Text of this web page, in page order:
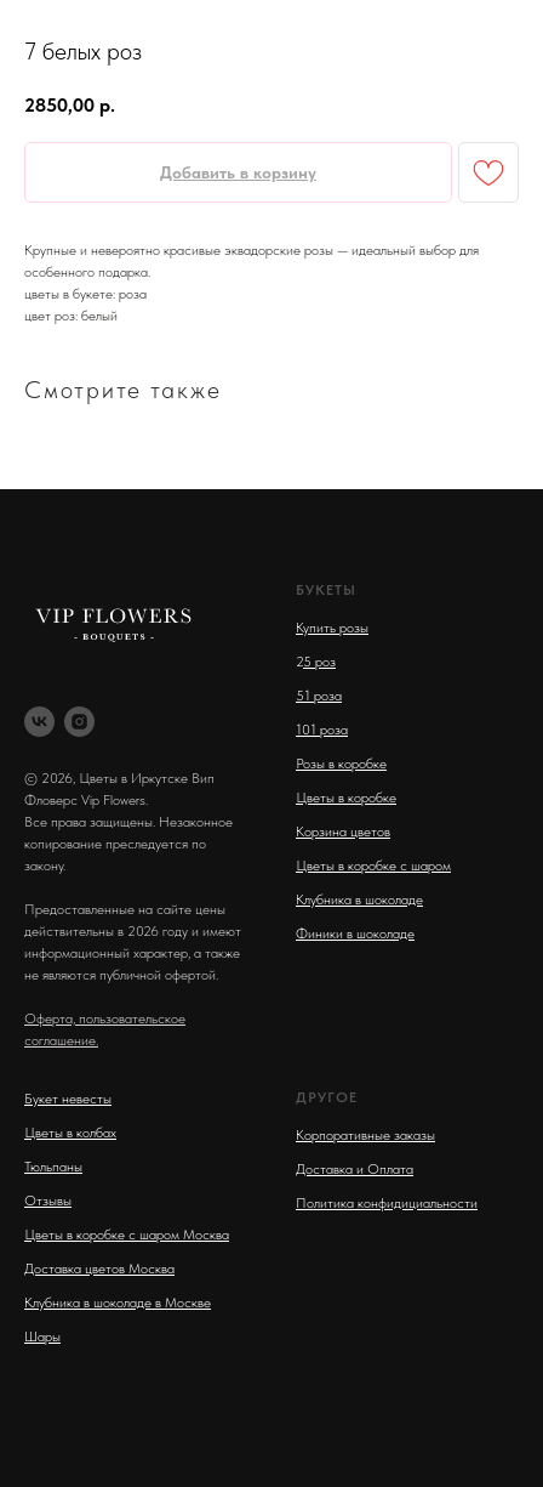
7 белых роз
2850,00 р.
Добавить в корзину
Крупные и невероятно красивые эквадорские розы — идеальный выбор для
особенного подарка.
цветы в букете: роза
цвет роз: белый
Смотрите также
© 2026, Цветы в Иркутске Вип
Фловерс Vip Flowers.
Все права защищены. Незаконное
копирование преследуется по
закону.
Предоставленные на сайте цены
действительны в 2026 году и имеют
информационный характер, а также
не являются публичной офертой.
Оферта, пользовательское
соглашение.
БУКЕТЫ
Купить розы
25 роз
51 роза
101 роза
Розы в коробке
Цветы в коробке
Корзина цветов
Цветы в коробке с шаром
Клубника в шоколаде
Финики в шоколаде
Букет невесты
Цветы в колбах
Тюльпаны
Отзывы
Цветы в коробке с шаром Москва
Доставка цветов Москва
Клубника в шоколаде в Москве
Шары
ДРУГОЕ
Корпоративные заказы
Доставка и Оплата
Политика конфидициальности